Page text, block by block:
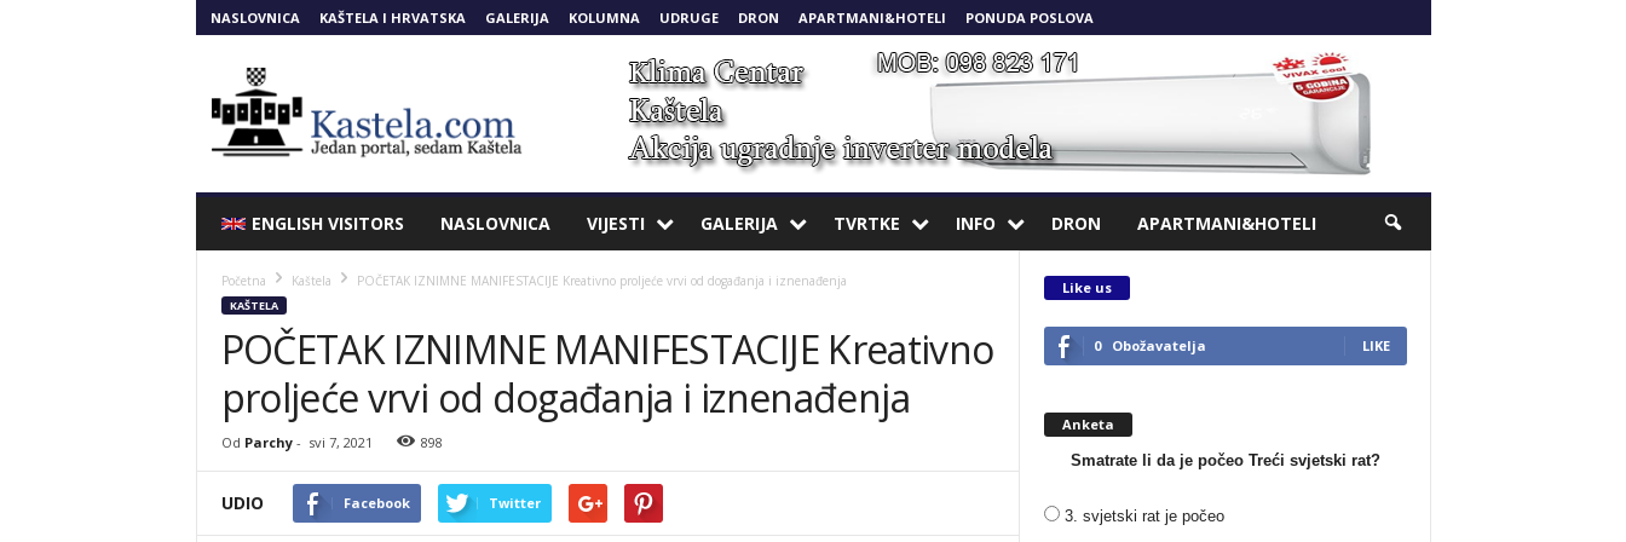
NASLOVNICA KAŠTELA I HRVATSKA GALERIJA KOLUMNA UDRUGE DRON APARTMANI&HOTELI PONUDA POSLOVA
ENGLISH VISITORS NASLOVNICA VIJESTI GALERIJA TVRTKE INFO DRON APARTMANI&HOTELI
Početna Kaštela POČETAK IZNIMNE MANIFESTACIJE Kreativno proljeće vrvi od događanja i iznenađenja
KAŠTELA
POČETAK IZNIMNE MANIFESTACIJE Kreativno
proljeće vrvi od događanja i iznenađenja
Od Parchy- svi 7, 2021 898
UDIO Facebook Twitter
Like us
0 Obožavatelja LIKE
Anketa
Smatrate li da je počeo Treći svjetski rat?
3. svjetski rat je počeo